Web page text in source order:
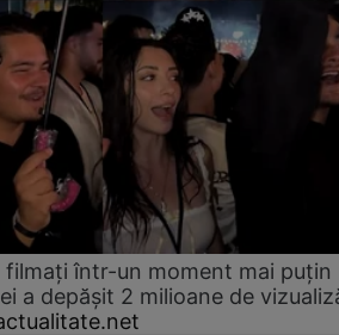
filmați într-un moment mai puțin
a depășit 2 milioane de